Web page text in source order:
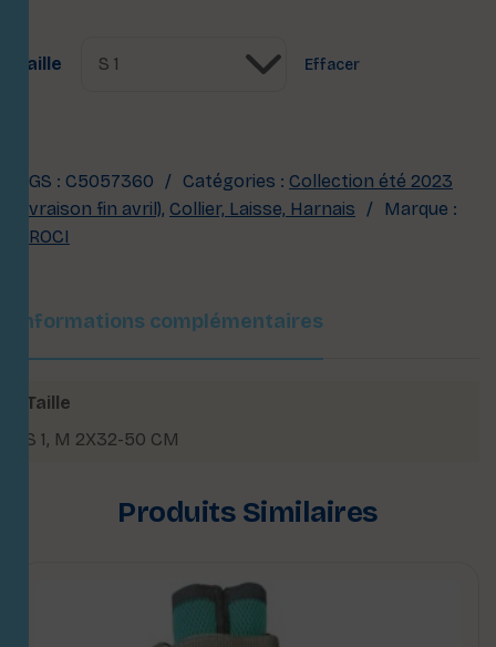
Taille Effacer
UGS : C5057360 Catégories : Collection été 2023
(livraison fin avril), Collier, Laisse, Harnais
Marque :
CROCI
Informations complémentaires
Taille
S 1, M 2X32-50 CM
Produits Similaires